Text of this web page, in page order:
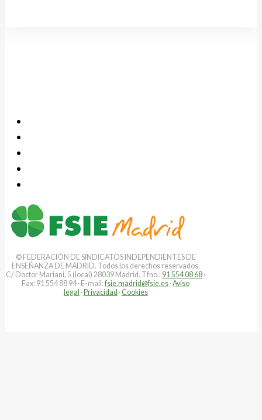
© FEDERACIÓN DE SINDICATOS INDEPENDIENTES DE
ENSEÑANZA DE MADRID. Todos los derechos reservados.
C/ Doctor Mariani, 5 (local) 28039 Madrid. Tfno.: 91 554 08 68 ·
Fax: 91 554 88 94 · E-mail:fsie.madrid@fsie.es ·Aviso
legal ·Privacidad · Cookies